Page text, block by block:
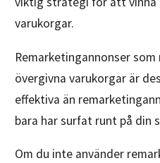
varukorgar.
Remarketingannonser
övergivna varukorgar är
effektiva än
bara har surfat runt på din
Om du inte använder